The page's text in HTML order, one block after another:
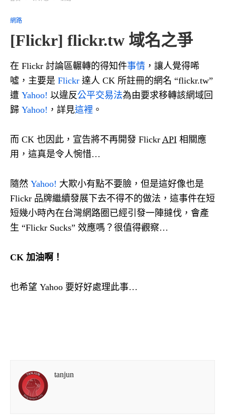
網路
[Flickr] flickr.tw 域名之爭
在 Flickr 討論區輾轉的得知件事情 ，讓人覺得唏
噓，主要是 Flickr 達人 CK 所註冊的網名 “flickr.tw”
遭 Yahoo! 以違反公平交易法為由要求移轉該網域回
歸 Yahoo! ，詳見這裡 。
而 CK 也因此，宣告將不再開發 Flickr API 相關應
用，這真是令人惋惜…
隨然 Yahoo! 大欺小有點不要臉，但是這好像也是
Flickr 品牌繼續發展下去不得不的做法，這事件在短
短幾小時內在台灣網路圈已經引發一陣撻伐，會產
生 “Flickr Sucks” 效應嗎？很值得觀察…
CK 加油啊！
也希望 Yahoo 要好好處理此事…
tanjun